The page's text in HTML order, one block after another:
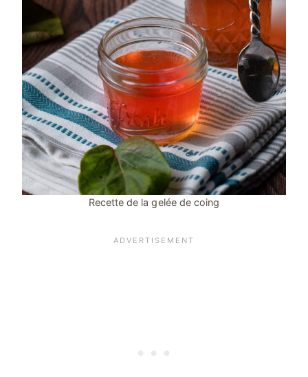
Recette de la gelée de coing